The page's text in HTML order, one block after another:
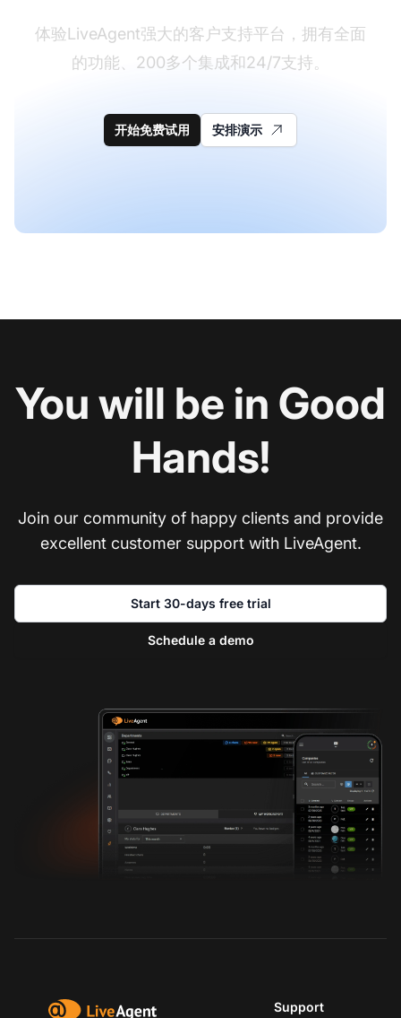
体验LiveAgent强大的客户支持平台，拥有全面
的功能、200多个集成和24/7支持。
开始免费试用 安排演示
You will be in Good
Hands!
Join our community of happy clients and provide
excellent customer support with LiveAgent.
Start 30-days free trial
Schedule a demo
Support